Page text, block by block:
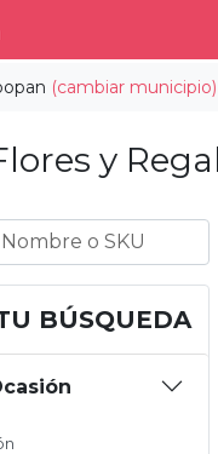
(cambiar municipio)
y
BÚSQUEDA